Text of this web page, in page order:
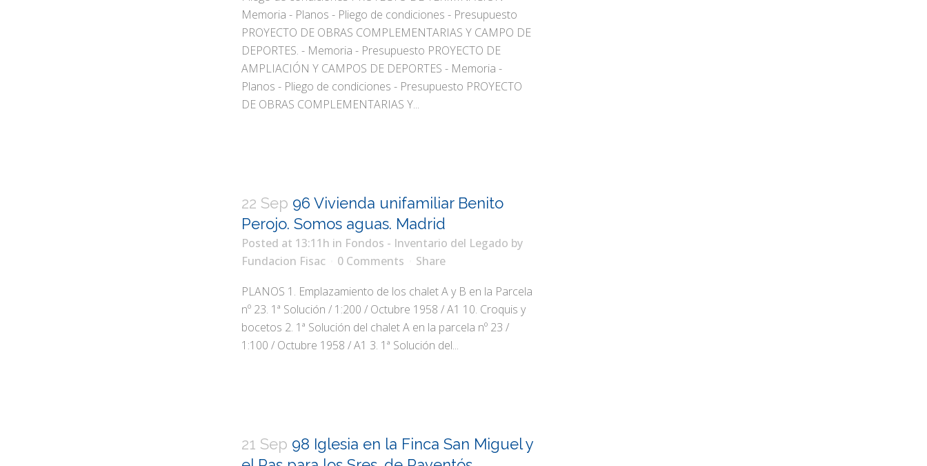
Memoria - Planos - Pliego de condiciones - Presupuesto
PROYECTO DE OBRAS COMPLEMENTARIAS Y CAMPO DE
DEPORTES. - Memoria - Presupuesto PROYECTO DE
AMPLIACIÓN Y CAMPOS DE DEPORTES - Memoria -
Planos - Pliego de condiciones - Presupuesto PROYECTO
DE OBRAS COMPLEMENTARIAS Y...
22 Sep 96 Vivienda unifamiliar Benito
Perojo. Somos aguas. Madrid
Posted at 13:11h in Fondos - Inventario del Legado by
Fundacion Fisac
0 Comments
Share
PLANOS 1. Emplazamiento de los chalet A y B en la Parcela
nº 23. 1ª Solución / 1:200 / Octubre 1958 / A1 10. Croquis y
bocetos 2. 1ª Solución del chalet A en la parcela nº 23 /
1:100 / Octubre 1958 / A1 3. 1ª Solución del...
21 Sep 98 Iglesia en la Finca San Miguel y